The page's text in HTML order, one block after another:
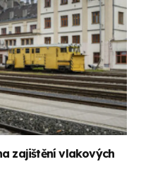
zajištění vlakových